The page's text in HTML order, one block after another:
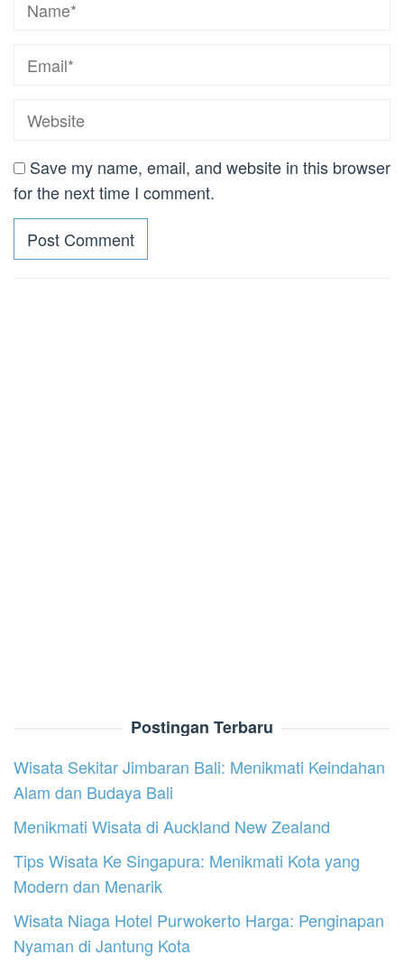
Save my name, email, and website in this browser
for the next time I comment.
Postingan Terbaru
Wisata Sekitar Jimbaran Bali: Menikmati Keindahan
Alam dan Budaya Bali
Menikmati Wisata di Auckland New Zealand
Tips Wisata Ke Singapura: Menikmati Kota yang
Modern dan Menarik
Wisata Niaga Hotel Purwokerto Harga: Penginapan
Nyaman di Jantung Kota